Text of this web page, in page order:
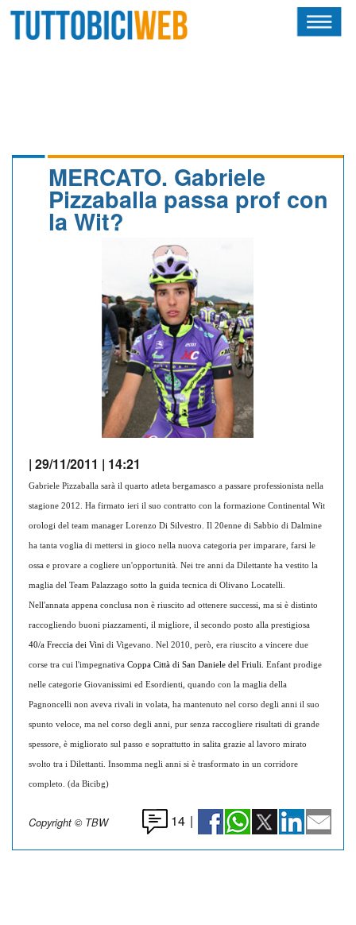
CALENDARIO
MERCATO. Gabriele
Pizzaballa passa prof con
la Wit?
| 29/11/2011 | 14:21
Gabriele Pizzaballa sarà il quarto atleta bergamasco a passare professionista nella
stagione 2012. Ha firmato ieri il suo contratto con la formazione Continental Wit
orologi del team manager Lorenzo Di Silvestro. Il 20enne di Sabbio di Dalmine
ha tanta voglia di mettersi in gioco nella nuova categoria per imparare, farsi le
ossa e provare a cogliere un'opportunità. Nei tre anni da Dilettante ha vestito la
maglia del Team Palazzago sotto la guida tecnica di Olivano Locatelli.
Nell'annata appena conclusa non è riuscito ad ottenere successi, ma si è distinto
raccogliendo buoni piazzamenti, il migliore, il secondo posto alla prestigiosa
40/a Freccia dei Vini di Vigevano. Nel 2010, però, era riuscito a vincere due
corse tra cui l'impegnativa Coppa Città di San Daniele del Friuli Enfant prodige
nelle categorie Giovanissimi ed Esordienti, quando con la maglia della
Pagnoncelli non aveva rivali in volata, ha mantenuto nel corso degli anni il suo
spunto veloce, ma nel corso degli anni, pur senza raccogliere risultati di grande
spessore, è migliorato sul passo e soprattutto in salita grazie al lavoro mirato
svolto tra i Dilettanti. Insomma negli anni si è trasformato in un corridore
completo. (da Bicibg)
Copyright © TBW 14 |